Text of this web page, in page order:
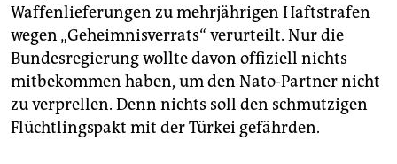
Waffenlieferungen zu mehrjährigen Haftstrafen
wegen „Geheimnisverrats“ verurteilt. Nur die
Bundesregierung wollte davon offiziell nichts
mitbekommen haben, um den Nato-Partner nicht
zu verprellen. Denn nichts soll den schmutzigen
Flüchtlingspakt mit der Türkei gefährden.